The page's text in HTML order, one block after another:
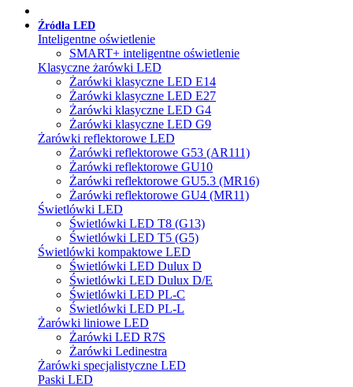
Źródła LED
Inteligentne oświetlenie
SMART+ inteligentne oświetlenie
Klasyczne żarówki LED
Żarówki klasyczne LED E14
Żarówki klasyczne LED E27
Żarówki klasyczne LED G4
Żarówki klasyczne LED G9
Żarówki reflektorowe LED
Żarówki reflektorowe G53 (AR111)
Żarówki reflektorowe GU10
Żarówki reflektorowe GU5.3 (MR16)
Żarówki reflektorowe GU4 (MR11)
Świetlówki LED
Świetlówki LED T8 (G13)
Świetlówki LED T5 (G5)
Świetlówki kompaktowe LED
Świetlówki LED Dulux D
Świetlówki LED Dulux D/E
Świetlówki LED PL-C
Świetlówki LED PL-L
Żarówki liniowe LED
Żarówki LED R7S
Żarówki Ledinestra
Żarówki specjalistyczne LED
Paski LED